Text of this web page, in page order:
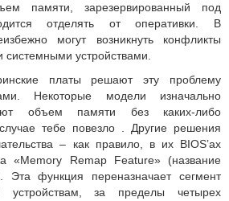
памяти, зарезервированный под
отделять от оперативки. В
могут возникнуть конфликты
устройствами.
платы решают эту проблему
Некоторые модели изначально
объем памяти без каких-либо
тебе повезло . Другие решения
– как правило, в их BIOS’ах
«Memory Remap Feature» (название
Эта функция переназначает сегмент
устройствам, за пределы четырех